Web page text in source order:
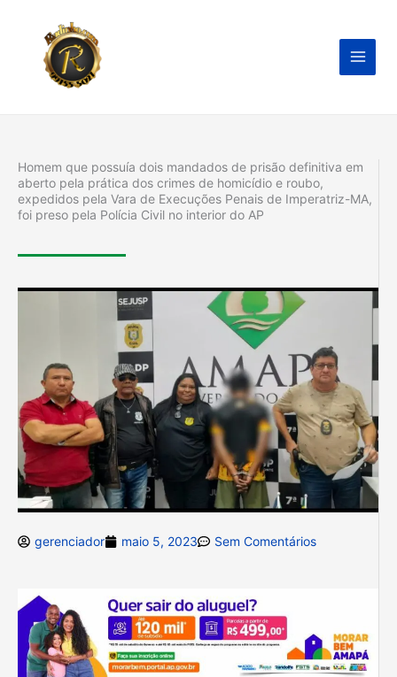
conteúdo
Homem que possuía dois mandados de prisão definitiva em
aberto pela prática dos crimes de homicídio e roubo,
expedidos pela Vara de Execuções Penais de Imperatriz-MA,
foi preso pela Polícia Civil no interior do AP
gerenciador maio 5, 2023 Sem Comentários